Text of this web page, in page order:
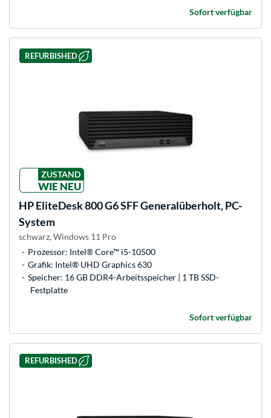
Sofort verfügbar
REFURBISHED
ZUSTAND
WIE NEU
HPEliteDesk 800 G6 SFF Generalüberholt, PC-
System
schwarz, Windows 11 Pro
Prozessor: Intel® Core™ i5-10500
Grafik: Intel® UHD Graphics 630
Speicher: 16 GB DDR4-Arbeitsspeicher | 1 TB SSD-
Festplatte
Sofort verfügbar
REFURBISHED